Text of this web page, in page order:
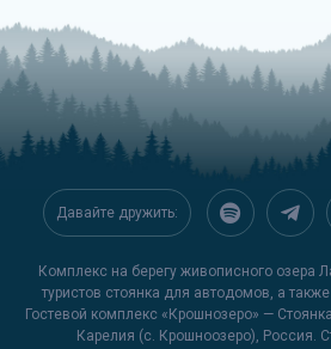
Давайте дружить:
Комплекс на берегу живописного озера
туристов стоянка для автодомов, а
Гостевой комплекс «Крошнозеро» —
Карелия (с. Крошноозеро), Россия.